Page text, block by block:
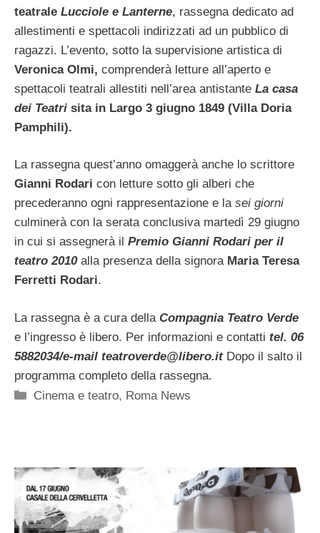
teatrale Lucciole e Lanterne, rassegna dedicato ad
allestimenti e spettacoli indirizzati ad un pubblico di
ragazzi. L’evento, sotto la supervisione artistica di
Veronica Olmi, comprenderà letture all’aperto e
spettacoli teatrali allestiti nell’area antistante La casa
dei Teatri sita in Largo 3 giugno 1849 (Villa Doria
Pamphili).
La rassegna quest’anno omaggerà anche lo scrittore
Gianni Rodari con letture sotto gli alberi che
precederanno ogni rappresentazione e la sei giorni
culminerà con la serata conclusiva martedì 29 giugno
in cui si assegnerà il Premio Gianni Rodari per il
teatro 2010alla presenza della signora Maria Teresa
Ferretti Rodari.
La rassegna è a cura della Compagnia Teatro Verde
e l’ingresso è libero. Per informazioni e contatti tel. 06
5882034/e-mail teatroverde@libero.itDopo il salto il
programma completo della rassegna.
Categorie
Cinema e teatro, Roma News